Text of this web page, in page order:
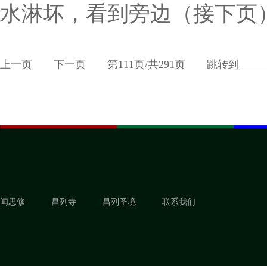
水淋坏，看到旁边（接下页
上一页 下一页 第111页/共291页 跳转到
闻思修 昌列寺 昌列圣境 联系我们